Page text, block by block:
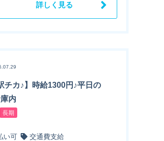
詳しく見る
チカ♪】時給1300円♪平日の
内
長期
い可
交通費支給